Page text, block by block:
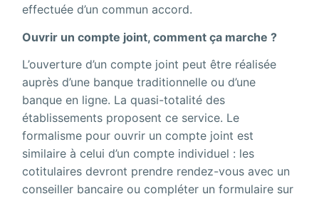
effectuée d’un commun accord.
Ouvrir un compte joint, comment ça marche ?
L’ouverture d’un compte joint peut être réalisée
auprès d’une banque traditionnelle ou d’une
banque en ligne. La quasi-totalité des
établissements proposent ce service. Le
formalisme pour ouvrir un compte joint est
similaire à celui d’un compte individuel : les
cotitulaires devront prendre rendez-vous avec un
conseiller bancaire ou compléter un formulaire sur